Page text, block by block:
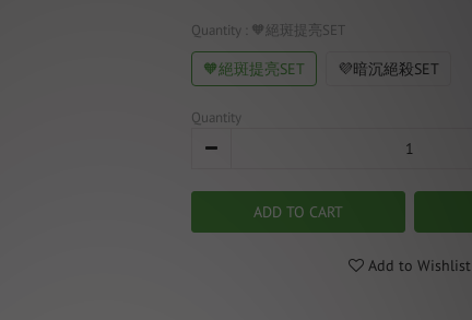
Quantity : 🧡絕斑提亮SET
🧡絕斑提亮SET 💜暗沉絕殺SET
Quantity
ADD TO CART
Add to Wishlist